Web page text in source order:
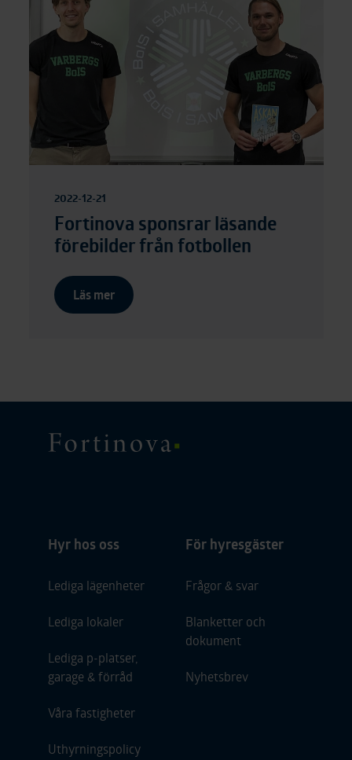
2022-12-21
Fortinova sponsrar läsande
förebilder från fotbollen
Läs mer
Hyr hos oss
Lediga lägenheter
Lediga lokaler
Lediga p-platser,
garage & förråd
Våra fastigheter
Uthyrningspolicy
För hyresgäster
Frågor & svar
Blanketter och
dokument
Nyhetsbrev